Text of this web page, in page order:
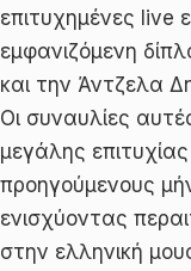
επιτυχημένες live
εμφανιζόμενη
και την Άντζελα
Οι συναυλίες
μεγάλης
προηγούμενους
ενισχύοντας
στην ελληνική